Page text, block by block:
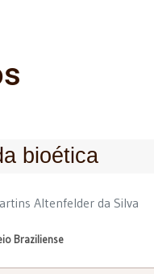
bioética
Altenfelder da Silva
Braziliense